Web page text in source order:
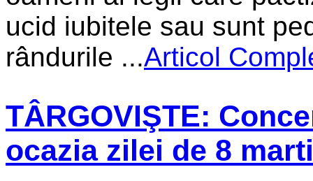
ucid iubitele sau sunt
rândurile ...Articol
TÂRGOVIŞTE:
ocazia zilei de 8